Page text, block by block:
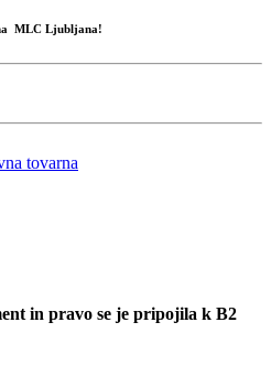
MLC Ljubljana!
tovarna
in pravo se je pripojila k B2